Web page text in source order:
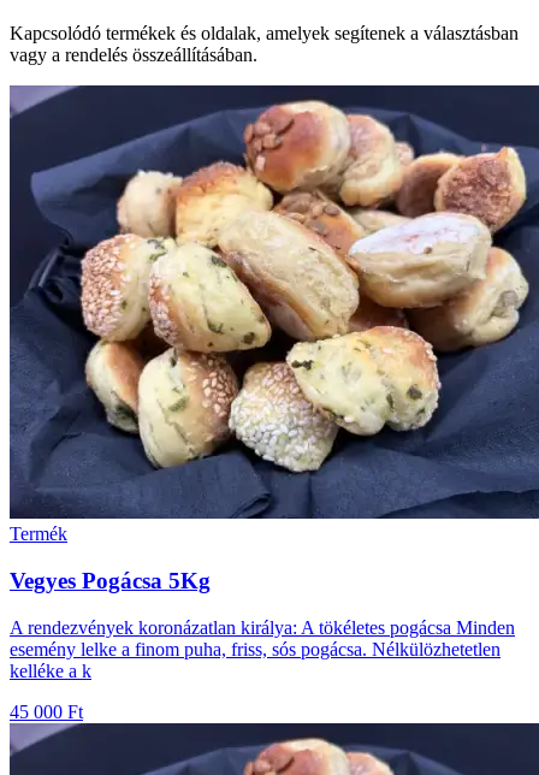
Kapcsolódó termékek és oldalak, amelyek segítenek a választásban
vagy a rendelés összeállításában.
Termék
Vegyes Pogácsa 5Kg
A rendezvények koronázatlan királya: A tökéletes pogácsa Minden
esemény lelke a finom puha, friss, sós pogácsa. Nélkülözhetetlen
kelléke a k
45 000 Ft